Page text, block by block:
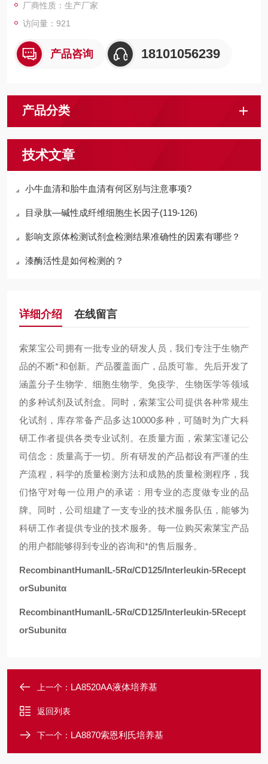
厂商性质：生产厂家
访问量：921
产品咨询 18101056239
产品分类
技术文章
小牛血清和胎牛血清有何区别与注意事项?
目录肽—碱性成纤维细胞生长因子(119-126)
影响支原体检测试剂盒检测结果准确性的因素有哪些？
漆酶活性是如何检测的？
详细介绍 在线留言
索莱宝公司拥有一批专业的研发人员，我们专注于生物产
品的不断*和创新。产品覆盖面广，品质可靠。先后开发了
涵盖分子生物学、细胞生物学、免疫学、生物医学等领域
的多种试剂及试剂盒。同时，索莱宝公司提供各种常规生
化试剂，库存常备产品多达10000多种，可随时为广大科
研工作者提供各类专业试剂。在质量方面，索莱宝谨记公
司信念：质量高于一切。所有研发的产品都设有严谨的生
产流程，科学的质量检测方法和成熟的质量检测程序，我
们恪守对每一位用户的承诺：用专业的态度做专业的品
牌。同时，公司组建了一支专业的技术服务队伍，能够为
科研工作者提供专业的技术服务。每一位购买索莱宝产品
的用户都能够得到专业的咨询和*的售后服务。
RecombinantHumanIL-5Rα/CD125/Interleukin-5Recept
orSubunitα
RecombinantHumanIL-5Rα/CD125/Interleukin-5Recept
orSubunitα
上一个： LA8520AA液体培养基
返回列表
下一个： LA8870索恩利氏培养基